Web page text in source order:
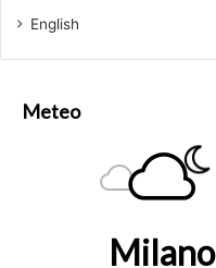
English
Meteo
Milano